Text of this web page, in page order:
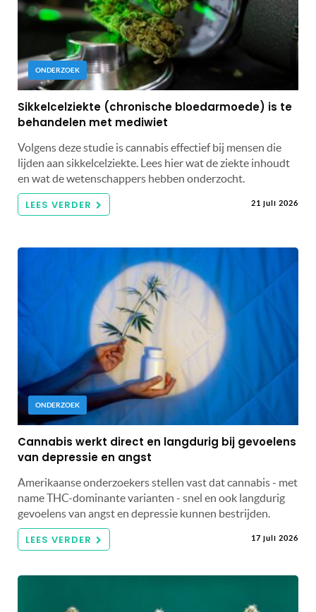
ONDERZOEK
Sikkelcelziekte (chronische bloedarmoede) is te
behandelen met mediwiet
Volgens deze studie is cannabis effectief bij mensen die
lijden aan sikkelcelziekte. Lees hier wat de ziekte inhoudt
en wat de wetenschappers hebben onderzocht.
LEES VERDER 21 juli 2026
ONDERZOEK
Cannabis werkt direct en langdurig bij gevoelens
van depressie en angst
Amerikaanse onderzoekers stellen vast dat cannabis - met
name THC-dominante varianten - snel en ook langdurig
gevoelens van angst en depressie kunnen bestrijden.
LEES VERDER 17 juli 2026